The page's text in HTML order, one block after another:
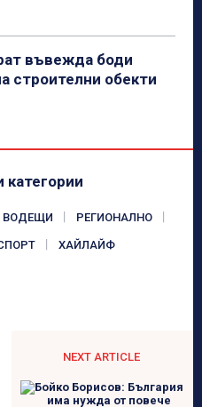
въвежда боди
строителни обекти
категории
ВОДЕЩИ РЕГИОНАЛНО
ХАЙЛАЙФ
NEXT ARTICLE